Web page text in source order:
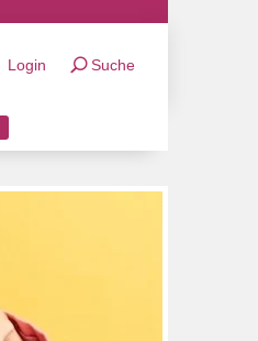
Login Suche